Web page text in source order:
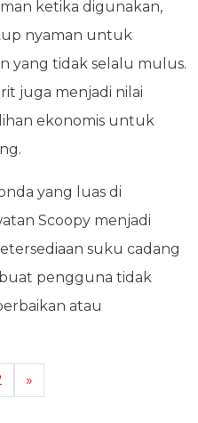
ketika digunakan,
nyaman untuk
yang tidak selalu mulus.
juga menjadi nilai
ekonomis untuk
yang luas di
Scoopy menjadi
suku cadang
pengguna tidak
atau
»